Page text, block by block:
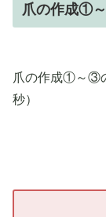
爪の作成①
爪の作成①～③
秒）